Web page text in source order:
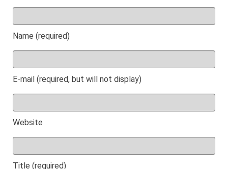
Name (required)
E-mail (required, but will not display)
Website
Title (required)